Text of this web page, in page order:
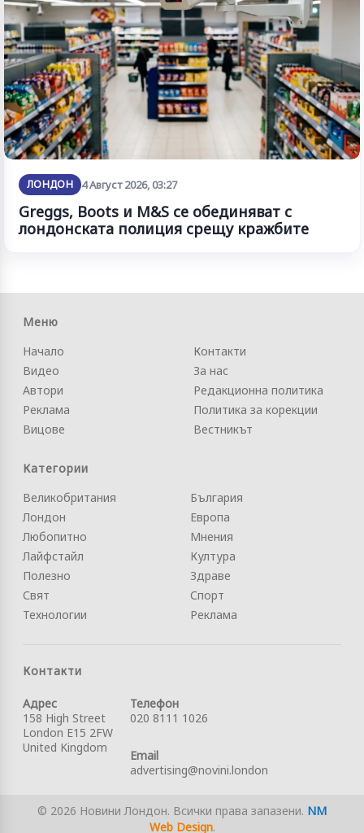
ЛОНДОН 4 Август 2026, 03:27
Greggs, Boots и M&S се обединяват с
лондонската полиция срещу кражбите
Меню
Начало
Видео
Автори
Реклама
Вицове
Контакти
За нас
Редакционна политика
Политика за корекции
Вестникът
Категории
Великобритания
Лондон
Любопитно
Лайфстайл
Полезно
Свят
Технологии
България
Европа
Мнения
Култура
Здраве
Спорт
Реклама
Контакти
Адрес
158 High Street
London E15 2FW
United Kingdom
Телефон
020 8111 1026
Email
advertising@novini.london
© 2026 Новини Лондон. Всички права запазени. NM
Web Design.